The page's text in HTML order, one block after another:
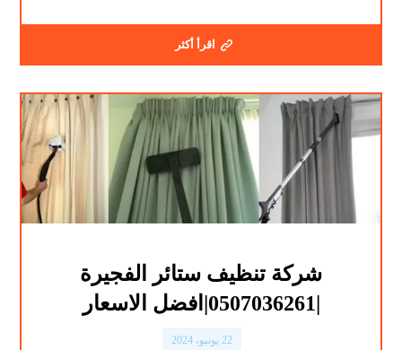
اقرأ أكثر
شركة تنظيف ستائر الفجيرة
|0507036261|افضل الاسعار
22 يونيو، 2024